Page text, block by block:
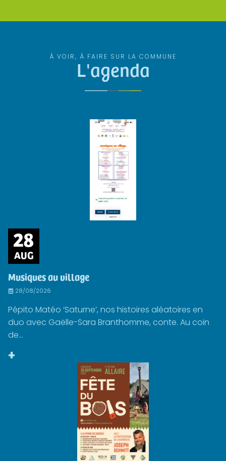
À VOIR, À FAIRE SUR LA COMMUNE
L'agenda
28
AUG
Musiques au village
28/08/2026
Pépito Matéo ‘Saturne’, nos histoires aléatoires en
duo avec Gaëlle-Sara Branthomme, conte. Au coin
de...
+